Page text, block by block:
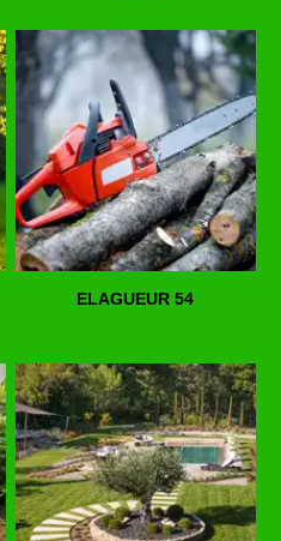
ELAGUEUR 54